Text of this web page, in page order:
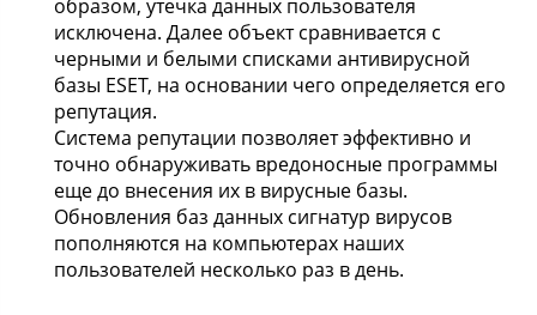
образом, утечка данных пользователя
исключена. Далее объект сравнивается с
черными и белыми списками антивирусной
базы ESET, на основании чего определяется его
репутация.
Система репутации позволяет эффективно и
точно обнаруживать вредоносные программы
еще до внесения их в вирусные базы.
Обновления баз данных сигнатур вирусов
пополняются на компьютерах наших
пользователей несколько раз в день.